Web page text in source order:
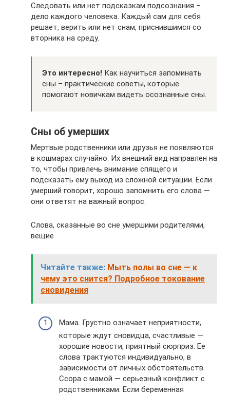
Следовать или нет подсказкам подсознания –
дело каждого человека. Каждый сам для себя
решает, верить или нет снам, приснившимся со
вторника на среду.
Это интересно! Как научиться запоминать
сны – практические советы, которые
помогают новичкам видеть осознанные сны.
Сны об умерших
Мертвые родственники или друзья не появляются
в кошмарах случайно. Их внешний вид направлен на
то, чтобы привлечь внимание спящего и
подсказать ему выход из сложной ситуации. Если
умерший говорит, хорошо запомнить его слова —
они ответят на важный вопрос.
Слова, сказанные во сне умершими родителями,
вещие
Читайте также: Мыть полы во сне — к
чему это снится? Подробное токование
сновидения
Мама. Грустно означает неприятности,
которые ждут сновидца, счастливые —
хорошие новости, приятный сюрприз. Ее
слова трактуются индивидуально, в
зависимости от личных обстоятельств.
Ссора с мамой — серьезный конфликт с
родственниками. Если беременная